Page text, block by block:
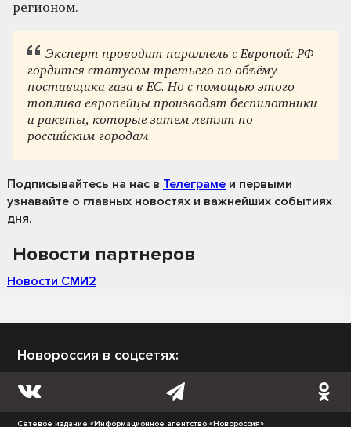
регионом.
Эксперт проводит параллель с Европой: РФ
гордится статусом третьего по объёму
поставщика газа в ЕС. Но с помощью этого
топлива европейцы производят беспилотники
и ракеты, которые затем летят по
российским городам.
Подписывайтесь на нас в Телеграме и первыми
узнавайте о главных новостях и важнейших событиях
дня.
Новости партнеров
Новости СМИ2
Новороссия в соцсетях:
Сетевое издание «Информационное агентство «Новороссия»